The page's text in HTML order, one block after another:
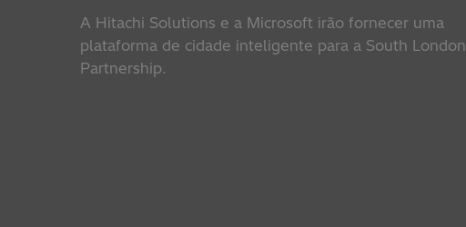
A Hitachi Solutions e a Microsoft irão fornecer uma
plataforma de cidade inteligente para a South London
Partnership.